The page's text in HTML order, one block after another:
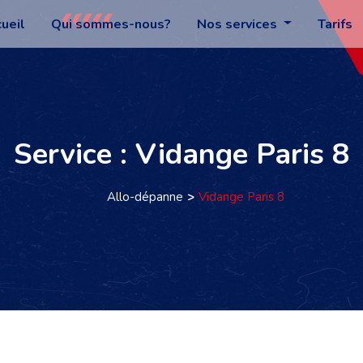
Qui sommes-nous? Nos services Tarifs
Service : Vidange Paris 8
Allo-dépanne Vidange Paris 8